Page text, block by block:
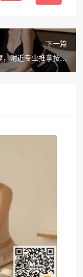
下一篇
，附近专业推拿按摩
哪有更值得信赖？